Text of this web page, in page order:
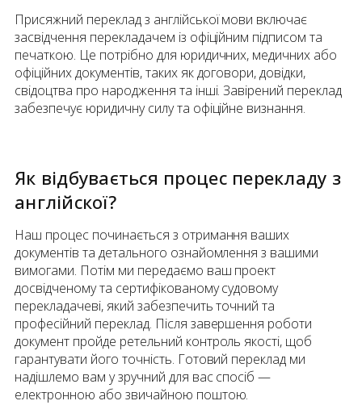
Присяжний переклад з англійської мови включає
засвідчення перекладачем із офіційним підписом та
печаткою. Це потрібно для юридичних, медичних або
офіційних документів, таких як договори, довідки,
свідоцтва про народження та інші. Завірений переклад
забезпечує юридичну силу та офіційне визнання.
Як відбувається процес перекладу з
англійскої?
Наш процес починається з отримання ваших
документів та детального ознайомлення з вашими
вимогами. Потім ми передаємо ваш проект
досвідченому та сертифікованому судовому
перекладачеві, який забезпечить точний та
професійний переклад. Після завершення роботи
документ пройде ретельний контроль якості, щоб
гарантувати його точність. Готовий переклад ми
надішлемо вам у зручний для вас спосіб —
електронною або звичайною поштою.